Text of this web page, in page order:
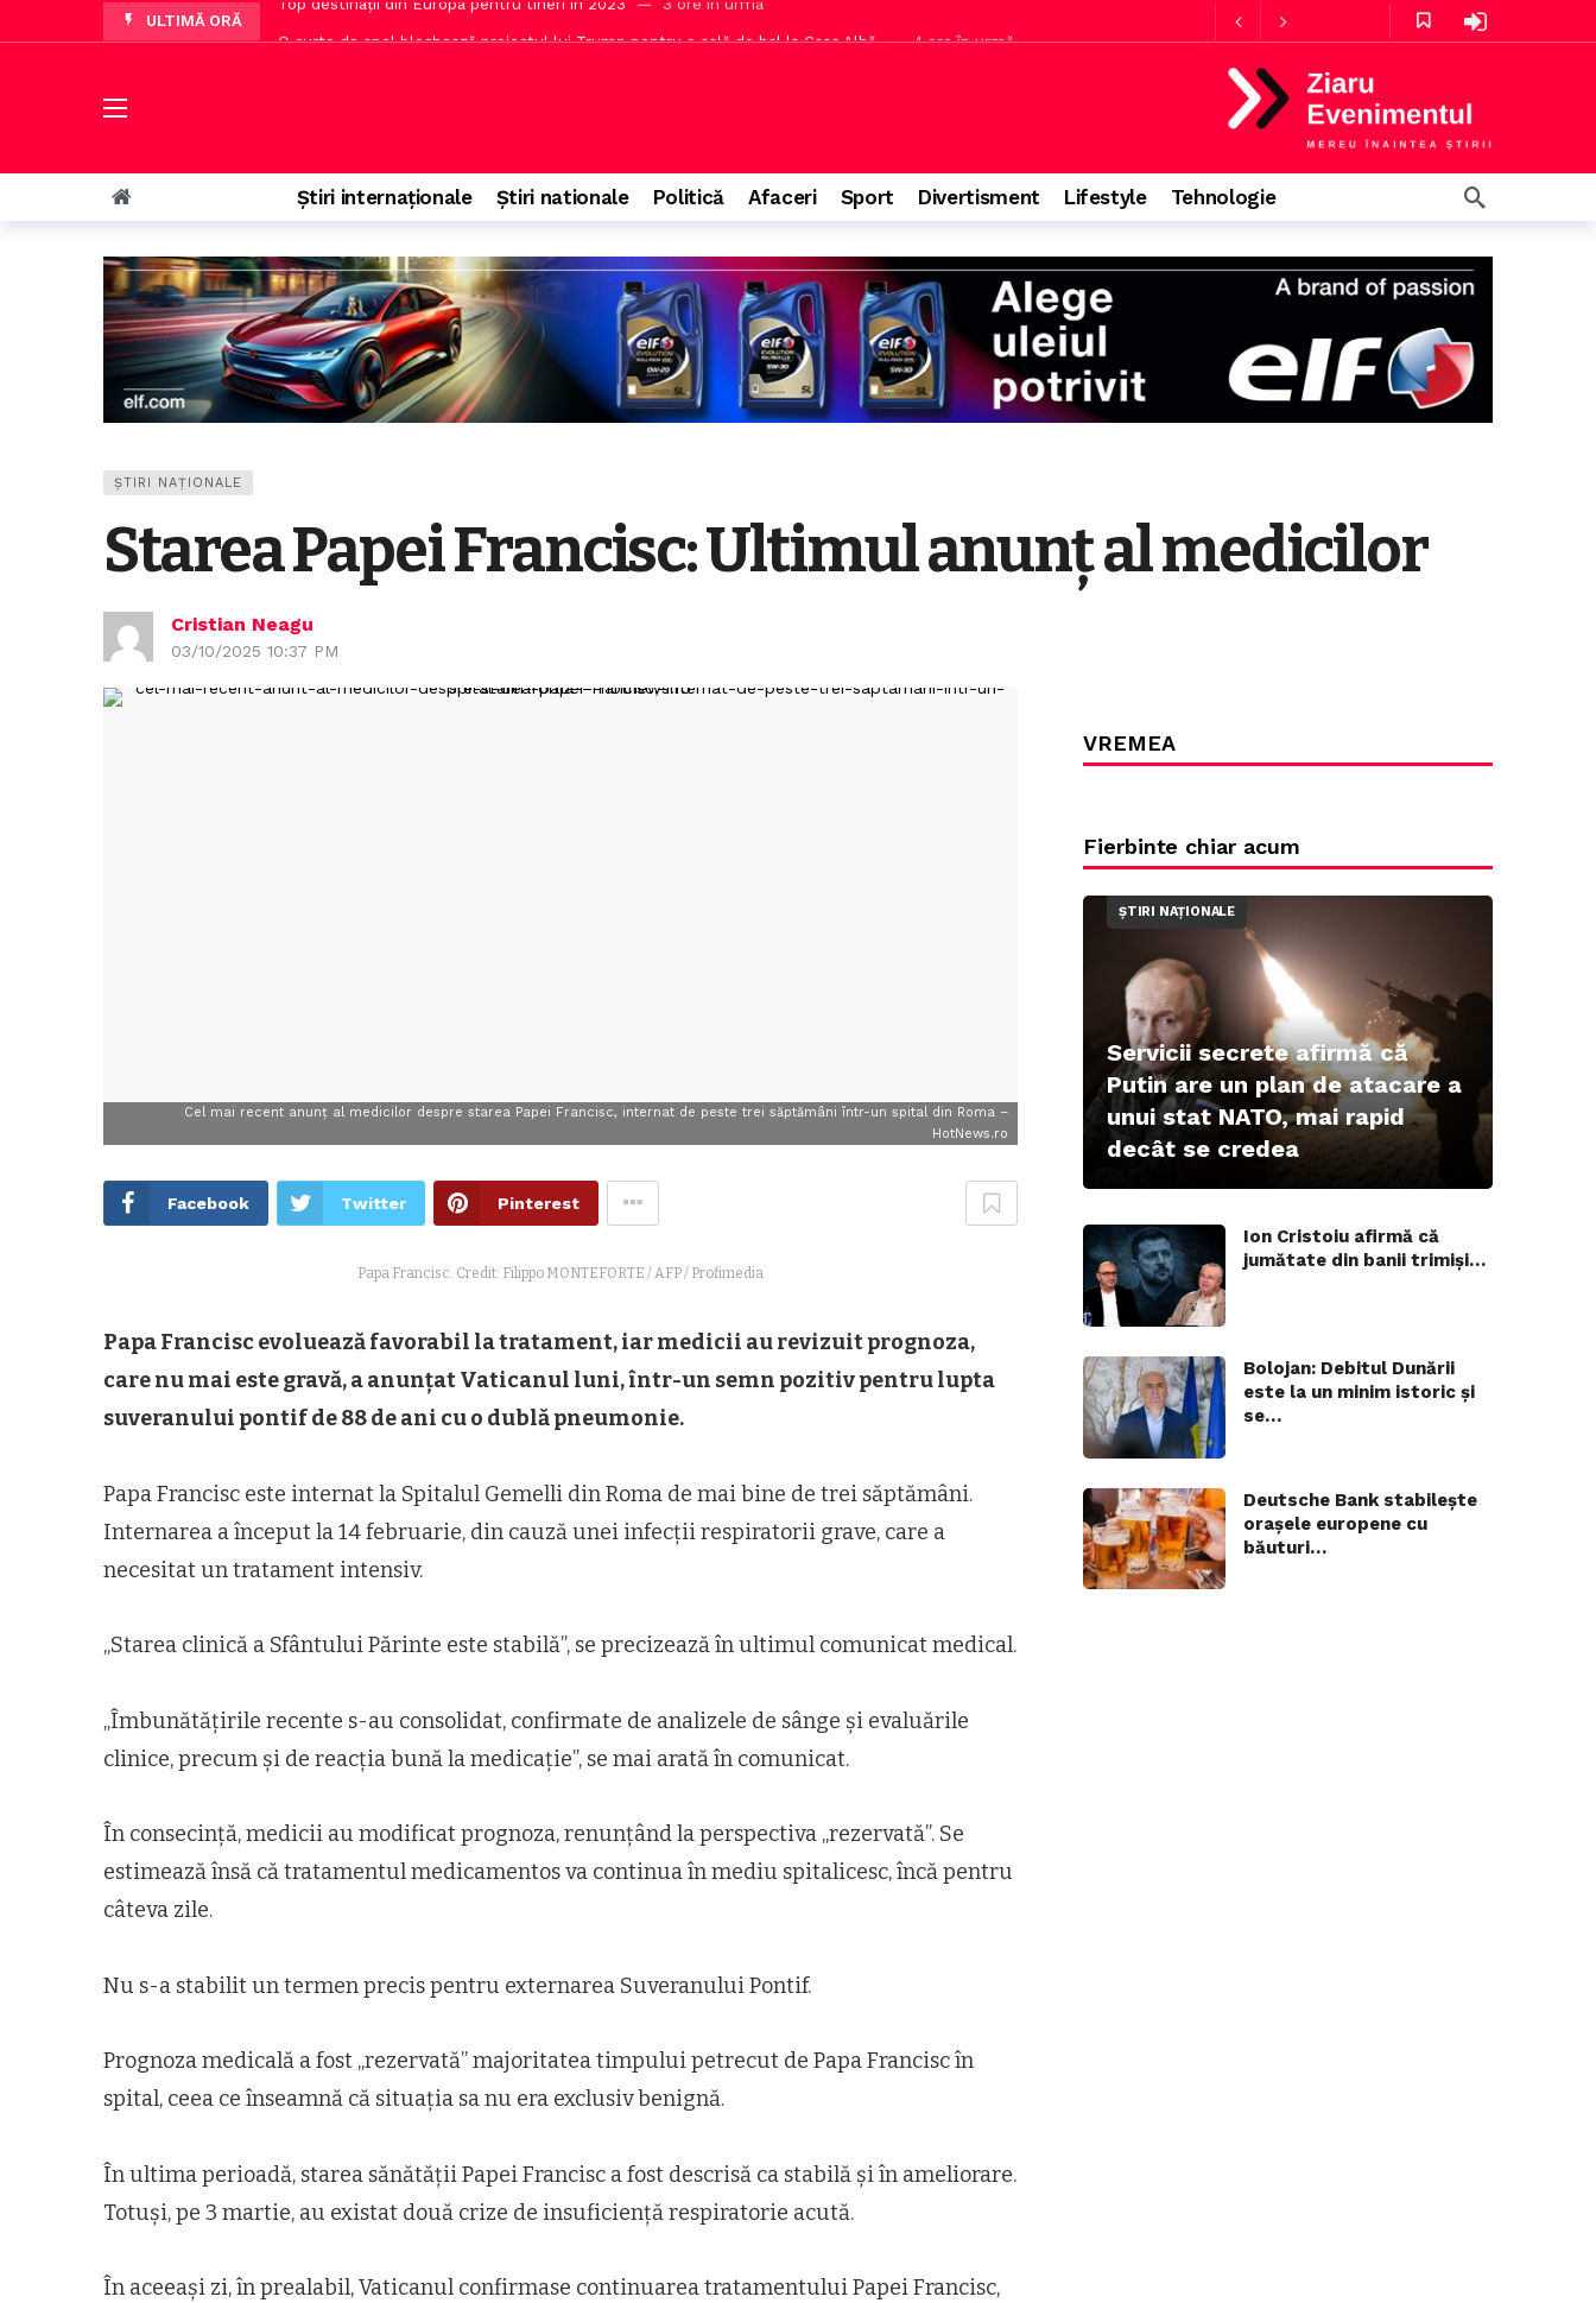
ULTIMĂ ORĂ
Dan Dungaciu avertizează asupra crizei energetice în condiții de criză geopolitică 6 ore în urmă
Miruță: soluție pentru menținerea funcționalității reactorului de la Cernavodă pentru câteva zile 38 de minute în urmă
Știri internaționale Știri nationale Politică Afaceri Sport Divertisment Lifestyle Tehnologie
ȘTIRI NAȚIONALE
Starea Papei Francisc: Ultimul anunț al medicilor
Cristian Neagu
03/10/2025 10:37 PM
Cel mai recent anunț al medicilor despre starea Papei Francisc, internat de peste trei săptămâni într-un spital din Roma –
HotNews.ro
Facebook Twitter Pinterest
Papa Francisc. Credit: Filippo MONTEFORTE / AFP / Profimedia
Papa Francisc evoluează favorabil la tratament, iar medicii au revizuit prognoza,
care nu mai este gravă, a anunțat Vaticanul luni, într-un semn pozitiv pentru lupta
suveranului pontif de 88 de ani cu o dublă pneumonie.
Papa Francisc este internat la Spitalul Gemelli din Roma de mai bine de trei săptămâni.
Internarea a început la 14 februarie, din cauză unei infecții respiratorii grave, care a
necesitat un tratament intensiv.
„Starea clinică a Sfântului Părinte este stabilă”, se precizează în ultimul comunicat medical.
„Îmbunătățirile recente s-au consolidat, confirmate de analizele de sânge și evaluările
clinice, precum și de reacția bună la medicație”, se mai arată în comunicat.
În consecință, medicii au modificat prognoza, renunțând la perspectiva „rezervată”. Se
estimează însă că tratamentul medicamentos va continua în mediu spitalicesc, încă pentru
câteva zile.
Nu s-a stabilit un termen precis pentru externarea Suveranului Pontif.
Prognoza medicală a fost „rezervată” majoritatea timpului petrecut de Papa Francisc în
spital, ceea ce înseamnă că situația sa nu era exclusiv benignă.
În ultima perioadă, starea sănătății Papei Francisc a fost descrisă ca stabilă și în ameliorare.
Totuși, pe 3 martie, au existat două crize de insuficiență respiratorie acută.
În aceeași zi, în prealabil, Vaticanul confirmase continuarea tratamentului Papei Francisc,
VREMEA
Fierbinte chiar acum
ȘTIRI NAȚIONALE
Servicii secrete afirmă că
Putin are un plan de atacare a
unui stat NATO, mai rapid
decât se credea
Ion Cristoiu afirmă că
jumătate din banii trimiși…
Bolojan: Debitul Dunării
este la un minim istoric și
se…
Deutsche Bank stabilește
orașele europene cu
băuturi…